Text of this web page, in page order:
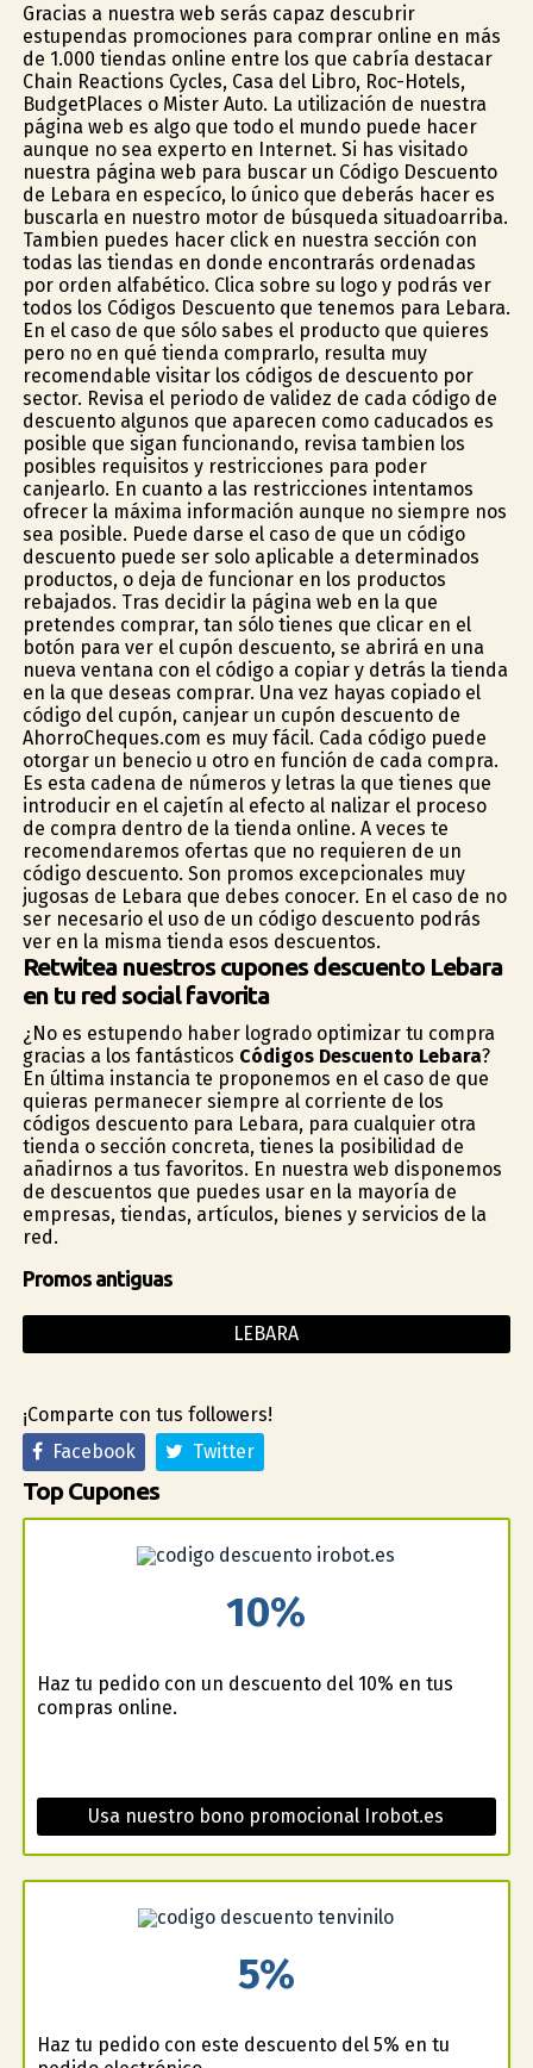
Gracias a nuestra web serás capaz descubrir
estupendas promociones para comprar online en más
de 1.000 tiendas online entre los que cabría destacar
Chain Reactions Cycles, Casa del Libro, Roc-Hotels,
BudgetPlaces o Mister Auto. La utilización de nuestra
página web es algo que todo el mundo puede hacer
aunque no sea experto en Internet. Si has visitado
nuestra página web para buscar un Código Descuento
de Lebara en específico, lo único que deberás hacer es
buscarla en nuestro motor de búsqueda situadoarriba.
Tambien puedes hacer click en nuestra sección con
todas las tiendas en donde encontrarás ordenadas
por orden alfabético. Clica sobre su logo y podrás ver
todos los Códigos Descuento que tenemos para Lebara.
En el caso de que sólo sabes el producto que quieres
pero no en qué tienda comprarlo, resulta muy
recomendable visitar los códigos de descuento por
sector. Revisa el periodo de validez de cada código de
descuento algunos que aparecen como caducados es
posible que sigan funcionando, revisa tambien los
posibles requisitos y restricciones para poder
canjearlo. En cuanto a las restricciones intentamos
ofrecer la máxima información aunque no siempre nos
sea posible. Puede darse el caso de que un código
descuento puede ser solo aplicable a determinados
productos, o deja de funcionar en los productos
rebajados. Tras decidir la página web en la que
pretendes comprar, tan sólo tienes que clicar en el
botón para ver el cupón descuento, se abrirá en una
nueva ventana con el código a copiar y detrás la tienda
en la que deseas comprar. Una vez hayas copiado el
código del cupón, canjear un cupón descuento de
AhorroCheques.com es muy fácil. Cada código puede
otorgar un beneficio u otro en función de cada compra.
Es esta cadena de números y letras la que tienes que
introducir en el cajetín al efecto al finalizar el proceso
de compra dentro de la tienda online. A veces te
recomendaremos ofertas que no requieren de un
código descuento. Son promos excepcionales muy
jugosas de Lebara que debes conocer. En el caso de no
ser necesario el uso de un código descuento podrás
ver en la misma tienda esos descuentos.
Retwitea nuestros cupones descuento Lebara
en tu red social favorita
¿No es estupendo haber logrado optimizar tu compra
gracias a los fantásticos Códigos Descuento Lebara?
En última instancia te proponemos en el caso de que
quieras permanecer siempre al corriente de los
códigos descuento para Lebara, para cualquier otra
tienda o sección concreta, tienes la posibilidad de
añadirnos a tus favoritos. En nuestra web disponemos
de descuentos que puedes usar en la mayoría de
empresas, tiendas, artículos, bienes y servicios de la
red.
Promos antiguas
LEBARA
¡Comparte con tus followers!
Facebook
Twitter
Top Cupones
10%
Haz tu pedido con un descuento del 10% en tus
compras online.
Usa nuestro bono promocional Irobot.es
5%
Haz tu pedido con este descuento del 5% en tu